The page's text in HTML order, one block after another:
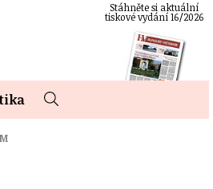
Stáhněte si aktuální
tiskové vydání 16/2026